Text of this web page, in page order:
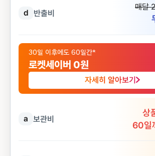
d 반출비
매달
30일 이후에도 60일간*
로켓세이버 0원
자세히 알아보기
a 보관비
상
60일